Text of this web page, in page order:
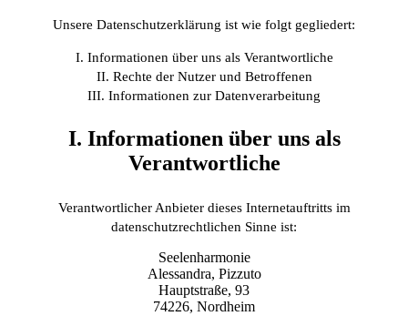
Unsere Datenschutzerklärung ist wie folgt gegliedert:
I. Informationen über uns als Verantwortliche
II. Rechte der Nutzer und Betroffenen
III. Informationen zur Datenverarbeitung
I. Informationen über uns als
Verantwortliche
Verantwortlicher Anbieter dieses Internetauftritts im
datenschutzrechtlichen Sinne ist:
Seelenharmonie
Alessandra, Pizzuto
Hauptstraße, 93
74226, Nordheim